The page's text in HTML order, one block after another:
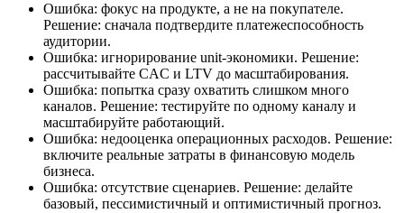
Ошибка: фокус на продукте, а не на покупателе.
Решение: сначала подтвердите платежеспособность
аудитории.
Ошибка: игнорирование unit-экономики. Решение:
рассчитывайте CAC и LTV до масштабирования.
Ошибка: попытка сразу охватить слишком много
каналов. Решение: тестируйте по одному каналу и
масштабируйте работающий.
Ошибка: недооценка операционных расходов. Решение:
включите реальные затраты в финансовую модель
бизнеса.
Ошибка: отсутствие сценариев. Решение: делайте
базовый, пессимистичный и оптимистичный прогноз.